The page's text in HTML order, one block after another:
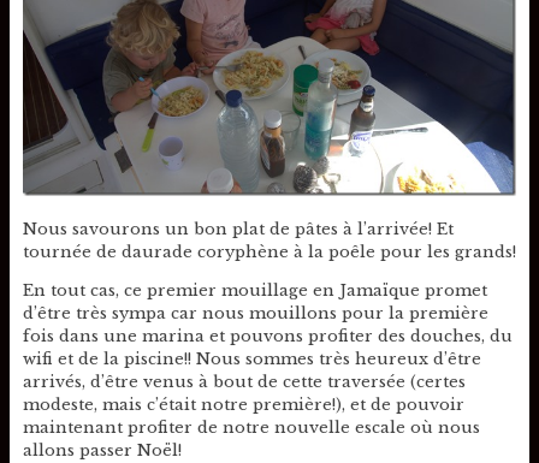
Nous savourons un bon plat de pâtes à l’arrivée! Et
tournée de daurade coryphène à la poêle pour les grands!
En tout cas, ce premier mouillage en Jamaïque promet
d’être très sympa car nous mouillons pour la première
fois dans une marina et pouvons profiter des douches, du
wifi et de la piscine!! Nous sommes très heureux d’être
arrivés, d’être venus à bout de cette traversée (certes
modeste, mais c’était notre première!), et de pouvoir
maintenant profiter de notre nouvelle escale où nous
allons passer Noël!